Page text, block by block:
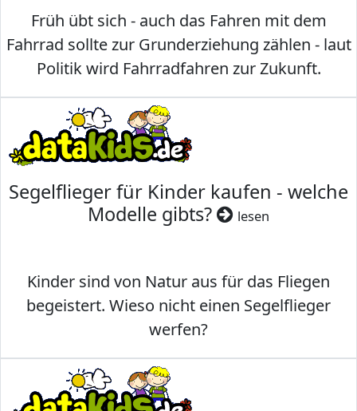
Früh übt sich - auch das Fahren mit dem
Fahrrad sollte zur Grunderziehung zählen - laut
Politik wird Fahrradfahren zur Zukunft.
Segelflieger für Kinder kaufen - welche
Modelle gibts?
lesen
Kinder sind von Natur aus für das Fliegen
begeistert. Wieso nicht einen Segelflieger
werfen?